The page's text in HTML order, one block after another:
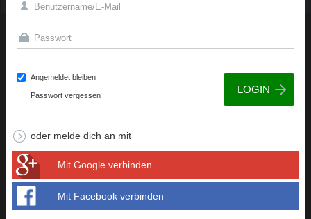
Angemeldet bleiben
Passwort vergessen
oder melde dich an mit
Mit Google verbinden
Mit Facebook verbinden